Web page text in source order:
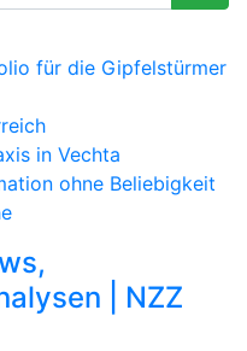
für die Gipfelstürmer
in Vechta
ohne Beliebigkeit
| NZZ